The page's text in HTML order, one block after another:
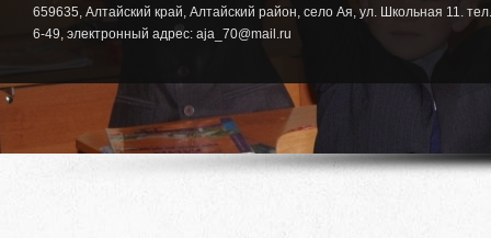
659635, Алтайский край, Алтайский район, село Ая, ул. Школьная 11.
6-49, электронный адрес: aja_70@mail.ru